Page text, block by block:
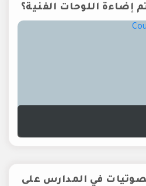
إضاءة اللوحات الفنية؟
في المدارس على